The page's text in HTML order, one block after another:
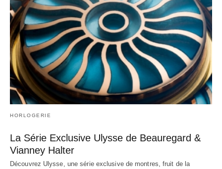
HORLOGERIE
La Série Exclusive Ulysse de Beauregard &
Vianney Halter
Découvrez Ulysse, une série exclusive de montres, fruit de la